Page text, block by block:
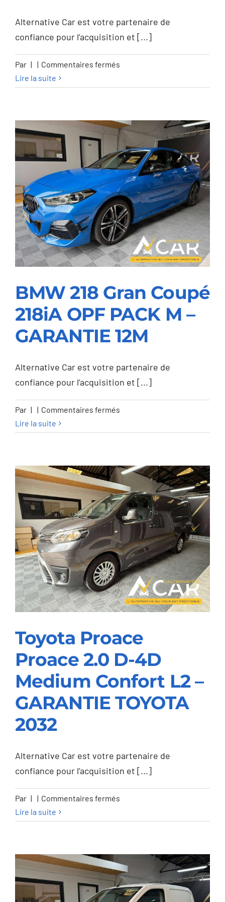
Alternative Car est votre partenaire de
confiance pour l’acquisition et [...]
Par | | Commentaires fermés
Benz
200
GLB
200
d
Business
Line
–
GARANTIE
12M
Lire la suite
BMW 218 Gran Coupé
GARANTIE 12M
BMW 218 Gran Coupé
218iA OPF PACK M –
GARANTIE 12M
Alternative Car est votre partenaire de
confiance pour l’acquisition et [...]
Par | | Commentaires fermés
218
Coupé
218iA
OPF
PACK
M
GARANTIE
12M
Lire la suite
Toyota Proace Proace
2.0 D-4D Medium
Confort L2 –
GARANTIE TOYOTA
Toyota Proace
Proace 2.0 D-4D
Medium Confort L2 –
GARANTIE TOYOTA
2032
Alternative Car est votre partenaire de
confiance pour l’acquisition et [...]
Par | | Commentaires fermés
Proace
2.0
D-
4D
Medium
Lire la suite